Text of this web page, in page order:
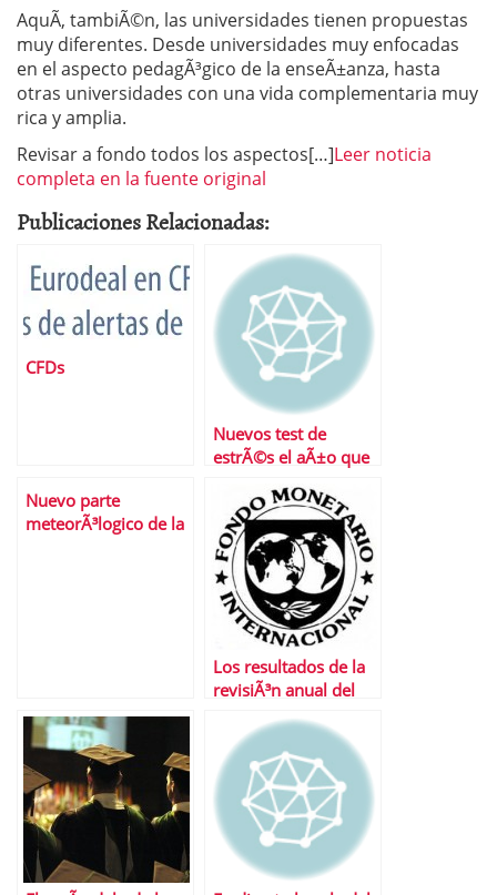
AquÃ­, tambiÃ©n, las universidades tienen propuestas
muy diferentes. Desde universidades muy enfocadas
en el aspecto pedagÃ³gico de la enseÃ±anza, hasta
otras universidades con una vida complementaria muy
rica y amplia.
Revisar a fondo todos los aspectos[…]Leer noticia
completa en la fuente original
Publicaciones Relacionadas:
CFDs
Nuevos test de
estrÃ©s el aÃ±o que
Nuevo parte
meteorÃ³logico de la
Los resultados de la
revisiÃ³n anual del
espaÃ±ola